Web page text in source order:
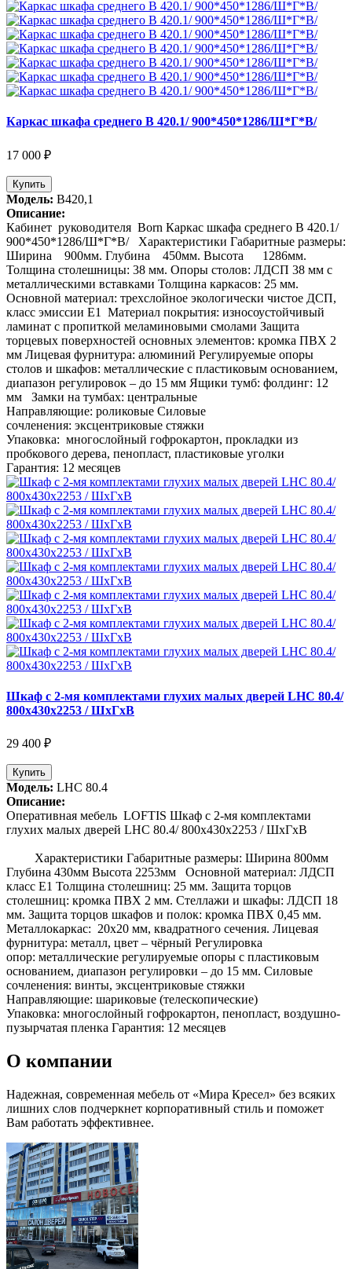
Каркас шкафа среднего В 420.1/ 900*450*1286/Ш*Г*В/
17 000 ₽
Купить
Модель: В420,1
Описание:
Кабинет руководителя Born Каркас шкафа среднего В 420.1/
900*450*1286/Ш*Г*В/ Характеристики Габаритные размеры:
Ширина 900мм. Глубина 450мм. Высота 1286мм.
Толщина столешницы: 38 мм. Опоры столов: ЛДСП 38 мм с
металлическими вставками Толщина каркасов: 25 мм.
Основной материал: трехслойное экологически чистое ДСП,
класс эмиссии Е1 Материал покрытия: износоустойчивый
ламинат с пропиткой меламиновыми смолами Защита
торцевых поверхностей основных элементов: кромка ПВХ 2
мм Лицевая фурнитура: алюминий Регулируемые опоры
столов и шкафов: металлические с пластиковым основанием,
диапазон регулировок – до 15 мм Ящики тумб: фолдинг: 12
мм Замки на тумбах: центральные
Направляющие: роликовые Силовые
сочленения: эксцентриковые стяжки
Упаковка: многослойный гофрокартон, прокладки из
пробкового дерева, пенопласт, пластиковые уголки
Гарантия: 12 месяцев
Шкаф с 2-мя комплектами глухих малых дверей LHC 80.4/
800х430х2253 / ШхГхВ
29 400 ₽
Купить
Модель: LHC 80.4
Описание:
Оперативная мебель LOFTIS Шкаф с 2-мя комплектами
глухих малых дверей LHC 80.4/ 800х430х2253 / ШхГхВ
Характеристики Габаритные размеры: Ширина 800мм
Глубина 430мм Высота 2253мм Основной материал: ЛДСП
класс Е1 Толщина столешниц: 25 мм. Защита торцов
столешниц: кромка ПВХ 2 мм. Стеллажи и шкафы: ЛДСП 18
мм. Защита торцов шкафов и полок: кромка ПВХ 0,45 мм.
Металлокаркас: 20х20 мм, квадратного сечения. Лицевая
фурнитура: металл, цвет – чёрный Регулировка
опор: металлические регулируемые опоры с пластиковым
основанием, диапазон регулировки – до 15 мм. Силовые
сочленения: винты, эксцентриковые стяжки
Направляющие: шариковые (телескопические)
Упаковка: многослойный гофрокартон, пенопласт, воздушно-
пузырчатая пленка Гарантия: 12 месяцев
О компании
Надежная, современная мебель от «Мира Кресел» без всяких
лишних слов подчеркнет корпоративный стиль и поможет
Вам работать эффективнее.